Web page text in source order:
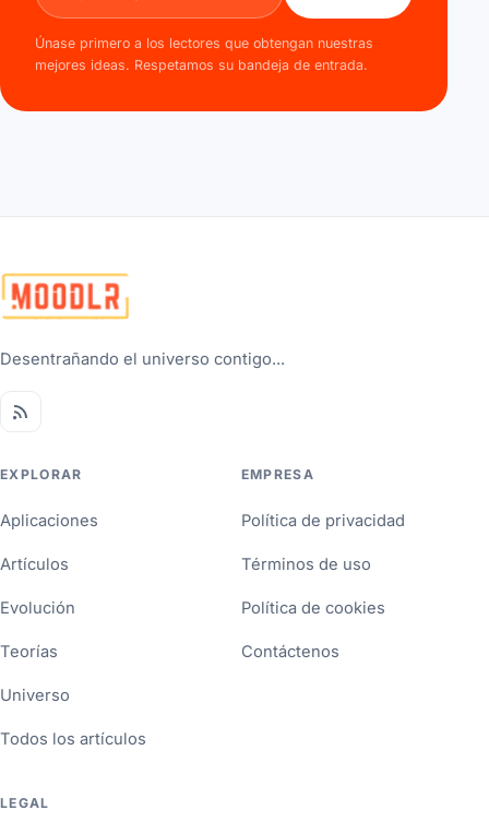
Únase primero a los lectores que obtengan nuestras
mejores ideas. Respetamos su bandeja de entrada.
Desentrañando el universo contigo...
EXPLORAR
Aplicaciones
Artículos
Evolución
Teorías
Universo
Todos los artículos
EMPRESA
Política de privacidad
Términos de uso
Política de cookies
Contáctenos
LEGAL